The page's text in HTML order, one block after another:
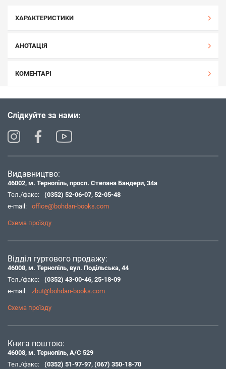
ХАРАКТЕРИСТИКИ
АНОТАЦІЯ
КОМЕНТАРІ
Слідкуйте за нами:
Видавництво:
46002, м. Тернопіль, просп. Степана Бандери, 34а
Тел./факс:
(0352) 52-06-07, 52-05-48
e-mail:
office@bohdan-books.com
Схема проїзду
Відділ гуртового продажу:
46008, м. Тернопіль, вул. Подільська, 44
Тел./факс:
(0352) 43-00-46, 25-18-09
e-mail:
zbut@bohdan-books.com
Схема проїзду
Книга поштою:
46008, м. Тернопіль, А/С 529
Тел./факс:
(0352) 51-97-97, (067) 350-18-70